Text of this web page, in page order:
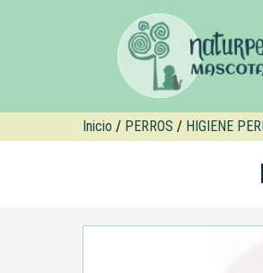
Inicio / PERROS / HIGIENE